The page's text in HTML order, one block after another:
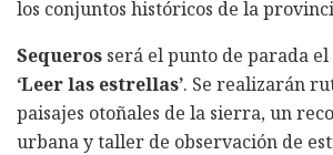
los conjuntos históricos de la
Sequeros será el punto de parada el
‘Leer las estrellas’. Se realizarán
paisajes otoñales de la sierra, un
urbana y taller de observación de